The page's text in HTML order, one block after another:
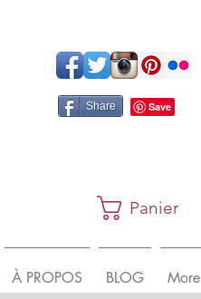
Share
Panier
À PROPOS BLOG More